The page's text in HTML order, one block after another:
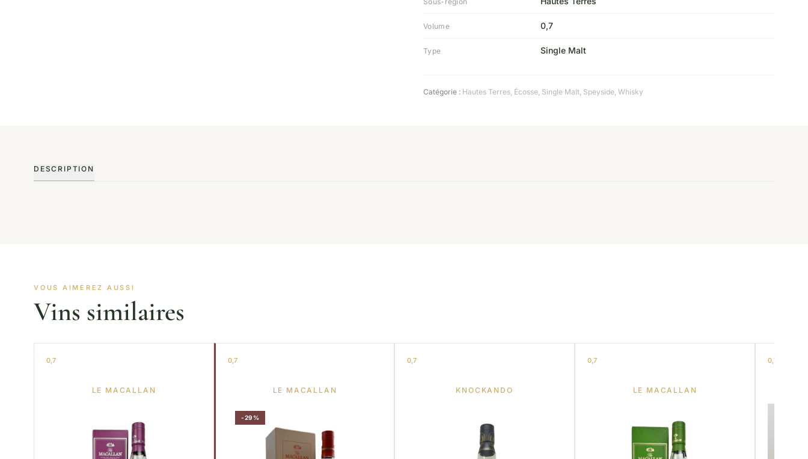
Volume 0,7
Type Single Malt
Catégorie : Hautes Terres, Écosse, Single Malt, Speyside, Whisky
DESCRIPTION
VOUS AIMEREZ AUSSI
Vins similaires
0,7
LE MACALLAN
0,7
LE MACALLAN
-29%
0,7
KNOCKANDO
0,7
LE MACALLAN
0,7